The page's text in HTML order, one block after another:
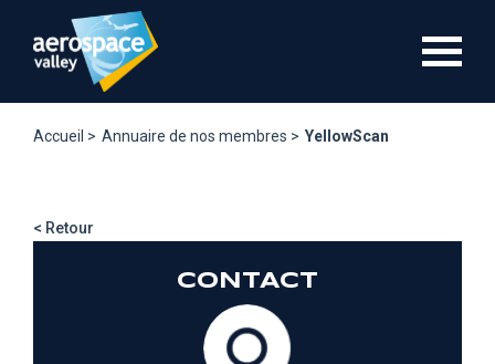
contenu
Accueil > Annuaire de nos membres > YellowScan
< Retour
CONTACT